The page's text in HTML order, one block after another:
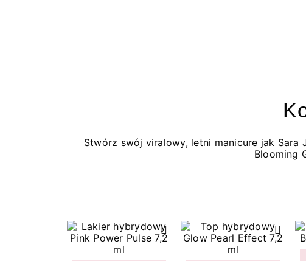
Stwórz swój viralowy, letni manicure jak
Blooming